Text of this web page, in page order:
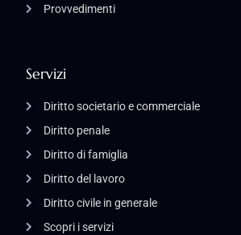
Servizi
Diritto societario e commerciale
Diritto penale
Diritto di famiglia
Diritto del lavoro
Diritto civile in generale
Scopri i servizi
Provvedimenti